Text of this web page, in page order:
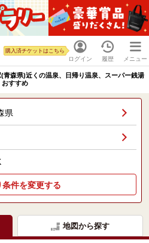
ログイン
購入済チケットはこちら
履歴 メニュー
青森県)近くの温泉、日帰り温泉、スーパー銭湯
おすすめ
県
条件を変更する
地図から探す